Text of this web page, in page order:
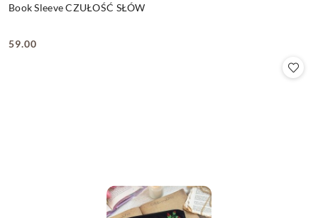
Book Sleeve CZUŁOŚĆ SŁÓW
Cena:
59.00